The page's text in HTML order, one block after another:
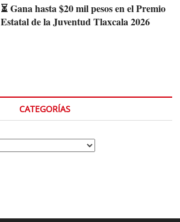
⏳ Gana hasta $20 mil pesos en el Premio
Estatal de la Juventud Tlaxcala 2026
CATEGORÍAS